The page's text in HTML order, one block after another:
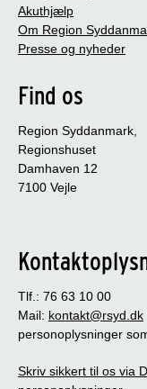
Akuthjælp
Om Region
Presse og nyheder
Find os
Region Syddanmark,
Regionshuset
Damhaven 12
7100 Vejle
Tlf.: 76 63 10 00
Mail: kontakt@rsyd.dk
personoplysninger
Skriv sikkert til os via